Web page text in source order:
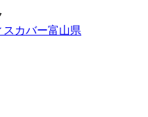
カバー富山県